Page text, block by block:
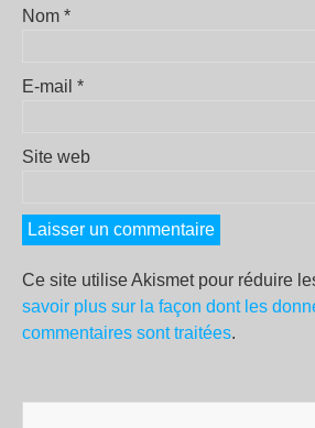
Nom *
E-mail *
Site web
Ce site utilise Akismet pour réduire
savoir plus sur la façon dont les
commentaires sont traitées.